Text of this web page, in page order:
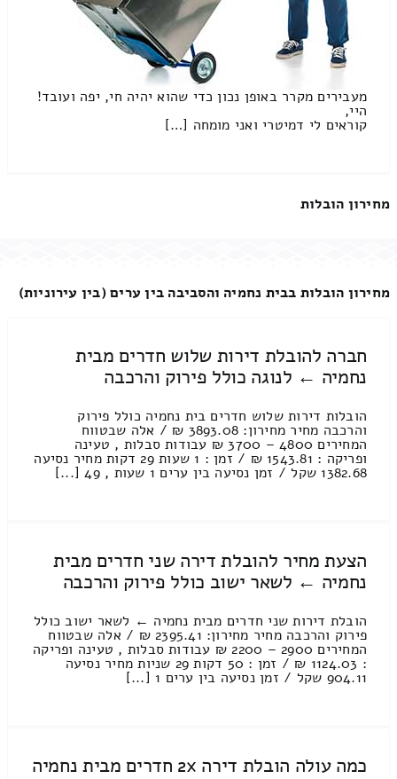
מעבירים מקרר באופן נכון כדי שהוא יהיה חי, יפה ועובד!
היי,
קוראים לי דמיטרי ואני מומחה […]
מחירון הובלות
מחירון הובלות בבית נחמיה והסביבה בין ערים (בין עירוניות)
חברה להובלת דירות שלוש חדרים מבית
נחמיה ← לנוגה כולל פירוק והרכבה
הובלות דירות שלוש חדרים בית נחמיה כולל פירוק
והרכבה מחיר מחירון: 3893.08 ₪ / אלה שבטווח
המחירים 4800 – 3700 ₪ עבודות סבלות , טעינה
ופריקה : 1543.81 ₪ / זמן : 1 שעות 29 דקות מחיר נסיעה
1382.68 שקל / זמן נסיעה בין ערים 1 שעות , 49 [...]
הצעת מחיר להובלת דירה שני חדרים מבית
נחמיה ← לשאר ישוב כולל פירוק והרכבה
הובלת דירות שני חדרים מבית נחמיה ← לשאר ישוב כולל
פירוק והרכבה מחיר מחירון: 2395.41 ₪ / אלה שבטווח
המחירים 2900 – 2200 ₪ עבודות סבלות , טעינה ופריקה
: 1124.03 ₪ / זמן : 50 דקות 29 שניות מחיר נסיעה
904.11 שקל / זמן נסיעה בין ערים 1 [...]
כמה עולה הובלת דירה 2x חדרים מבית נחמיה